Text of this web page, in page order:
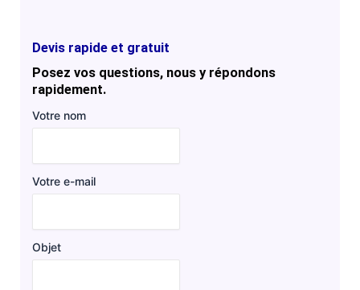
Devis rapide et gratuit
Posez vos questions, nous y répondons
rapidement.
Votre nom
Votre e-mail
Objet